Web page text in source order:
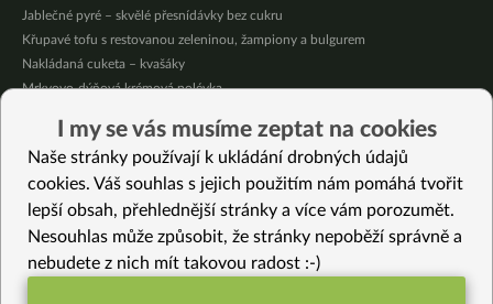
Jablečné pyré – skvělé přesnídávky bez cukru
Křupavé tofu s restovanou zeleninou, žampiony a bulgurem
Nakládaná cuketa – kvašáky
Mrkvovo-dýňová krémová polévka
Osvěžující čaj s citronovými bylinkami
Nepečený jablečný dort s rybízem
Vybrané recepty
Rychlá letní polévka s řasou wakame
I my se vás musíme zeptat na cookies
Naše stránky používají k ukládání drobných údajů
cookies. Váš souhlas s jejich použitím nám pomáhá tvořit
lepší obsah, přehlednější stránky a více vám porozumět.
Nesouhlas může způsobit, že stránky nepoběží správně a
nebudete z nich mít takovou radost :-)